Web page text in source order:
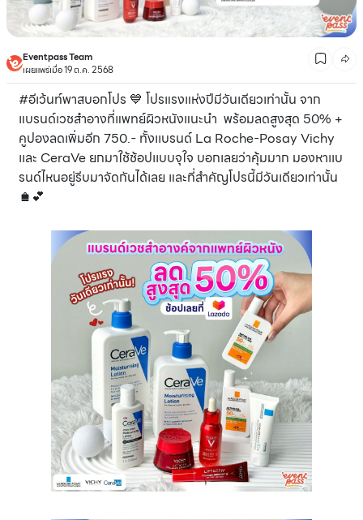
Eventpass Team
เผยแพร่เมื่อ 19 ต.ค. 2568
#อีเว้นท์พาสบอกโปร 💙 โปรแรงแห่งปีมีวันเดียวเท่านั้น จาก
แบรนด์เวชสำอางที่แพทย์ผิวหนังแนะนำ พร้อมลดสูงสุด 50% +
คูปองลดเพิ่มอีก 750.- ทั้งเเบรนด์ La Roche-Posay Vichy
เเละ CeraVe ยกมาใช้ช้อปเเบบจุใจ บอกเลยว่าคุ้มมาก มองหาเเบ
รนด์ไหนอยู่รีบมาจัดกันได้เลย และที่สำคัญโปรนี้มีวันเดียวเท่านั้น
🛍💕